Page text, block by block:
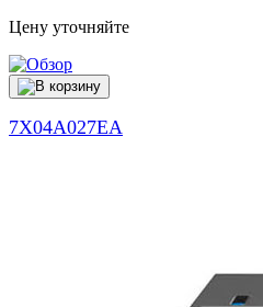
Цену уточняйте
7X04A027EA